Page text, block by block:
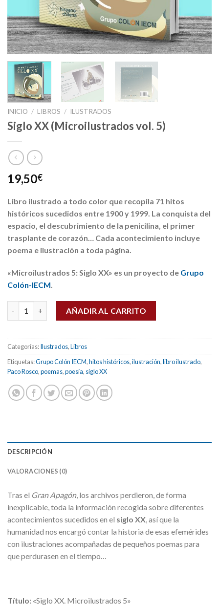
INICIO / LIBROS / ILUSTRADOS
Siglo XX (Microilustrados vol. 5)
19,50€
Libro ilustrado a todo color que recopila 71 hitos
históricos sucedidos entre 1900 y 1999. La conquista del
espacio, el descubrimiento de la penicilina, el primer
trasplante de corazón… Cada acontecimiento incluye
poema e ilustración a toda página.
«Microilustrados 5: Siglo XX» es un proyecto de Grupo
Colón-IECM.
Siglo XX (Microilustrados vol. 5) cantidad
AÑADIR AL CARRITO
Categorías:Ilustrados,Libros
Etiquetas:Grupo Colón IECM,hitos históricos,ilustración,libro ilustrado,
Paco Rosco,poemas,poesía, siglo XX
DESCRIPCIÓN
VALORACIONES (0)
Tras el Gran Apagón, los archivos perdieron, de forma
inexplicable, toda la información recogida sobre diferentes
acontecimientos sucedidos en el siglo XX , así que la
humanidad nos encargó contar la historia de esas efemérides
con ilustraciones acompañadas de pequeños poemas para
que perdurasen en el tiempo…
Título: «Siglo XX. Microilustrados 5»